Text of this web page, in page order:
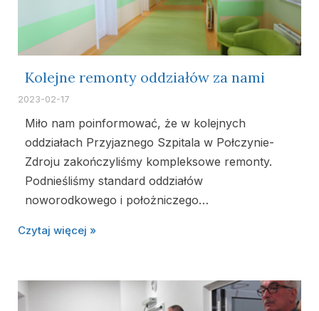
Kolejne remonty oddziałów za nami
2023-02-17
Miło nam poinformować, że w kolejnych
oddziałach Przyjaznego Szpitala w Połczynie-
Zdroju zakończyliśmy kompleksowe remonty.
Podnieśliśmy standard oddziałów
noworodkowego i położniczego…
Czytaj więcej »